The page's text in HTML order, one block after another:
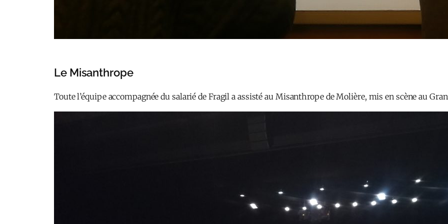
Le Misanthrope
Toute l’équipe accompagnée du salarié de Fragil a assisté au Misanthrope de Molière, mis en scène au